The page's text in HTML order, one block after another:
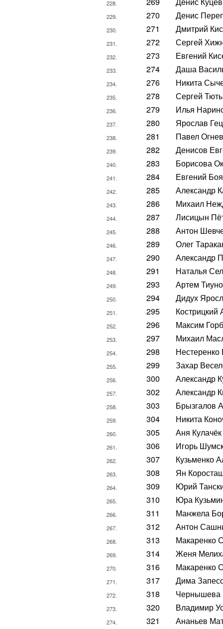
228.
229. 270 Денис
230. 271 Дмитрий
231. 272 Сергей
232. 273 Евгений
233. 274 Даша
234. 276 Никита
235. 278 Сергей
236. 279 Илья
237. 280 Ярослав
238. 281 Павел Огнев
239. 282 Денисов
240. 283 Борисова
241. 284 Евгений
242. 285 Александр
243. 286 Михаил
244. 287 Лисицын
245. 288 Антон
246. 289 Олег
247. 290 Александр
248. 291 Наталья
249. 293 Артем
250. 294 Дидух
251. 295 Кострицкий
252. 296 Максим
253. 297 Михаил
254. 298 Нестеренко
255. 299 Захар
256. 300 Александр
257. 302 Александр
258. 303 Брызгалов
259. 304 Никита
260. 305 Аня Кулачёк
261. 306 Игорь
262. 307 Кузьменко
263. 308 Ян
264. 309 Юрий
265. 310 Юра
266. 311 Манжела
267. 312 Антон
268. 313 Макаренко
269. 314 Женя
270. 316 Макаренко
271. 317 Дима
272. 318 Чернышева
273. 320 Владимир
274. 321 Ананьев